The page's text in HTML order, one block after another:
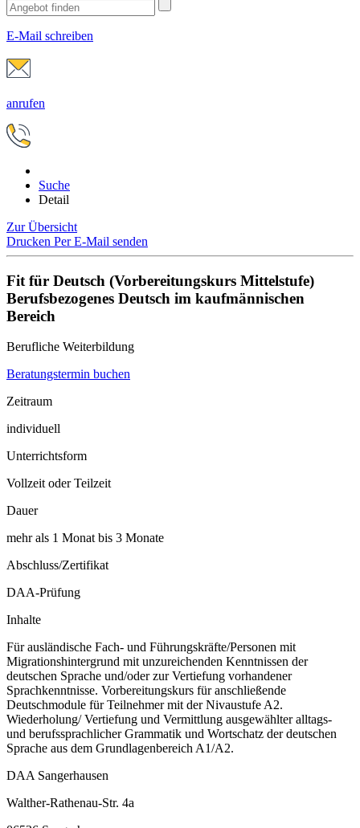
E-Mail schreiben
anrufen
Suche
Detail
Zur Übersicht
Drucken Per E-Mail senden
Fit für Deutsch (Vorbereitungskurs Mittelstufe)
Berufsbezogenes Deutsch im kaufmännischen
Bereich
Berufliche Weiterbildung
Beratungstermin buchen
Zeitraum
individuell
Unterrichtsform
Vollzeit oder Teilzeit
Dauer
mehr als 1 Monat bis 3 Monate
Abschluss/Zertifikat
DAA-Prüfung
Inhalte
Für ausländische Fach- und Führungskräfte/Personen mit
Migrationshintergrund mit unzureichenden Kenntnissen der
deutschen Sprache und/oder zur Vertiefung vorhandener
Sprachkenntnisse. Vorbereitungskurs für anschließende
Deutschmodule für Teilnehmer mit der Nivaustufe A2.
Wiederholung/ Vertiefung und Vermittlung ausgewählter alltags-
und berufssprachlicher Grammatik und Wortschatz der deutschen
Sprache aus dem Grundlagenbereich A1/A2.
DAA Sangerhausen
Walther-Rathenau-Str. 4a